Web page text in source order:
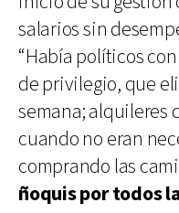
salarios sin
“Había políticos
de privilegio, que
semana; alquileres
cuando no eran
comprando las
ñoquis por todos